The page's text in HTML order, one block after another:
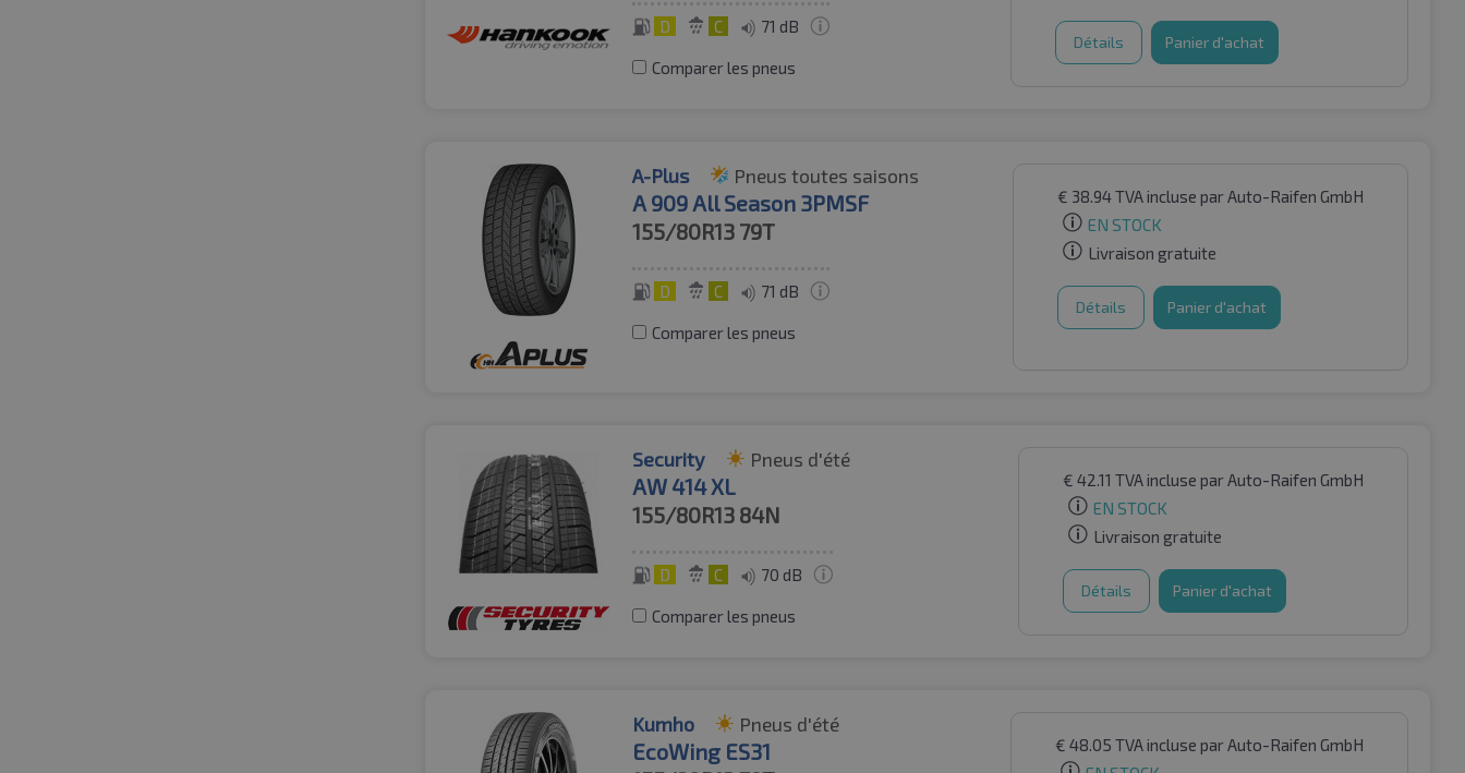
D C 71 dB
Comparer les pneus
Détails Panier d'achat
A-Plus Pneus toutes saisons
A 909 All Season 3PMSF
155/80R13 79T
D C 71 dB
Comparer les pneus
€ 38.94TVA incluse par Auto-Raifen GmbH
EN STOCK
Livraison gratuite
Détails Panier d'achat
Security Pneus d'été
AW 414 XL
155/80R13 84N
D C 70 dB
Comparer les pneus
€ 42.11 TVA incluse par Auto-Raifen GmbH
EN STOCK
Livraison gratuite
Détails Panier d'achat
Kumho Pneus d'été
EcoWing ES31
€ 48.05 TVA incluse par Auto-Raifen GmbH